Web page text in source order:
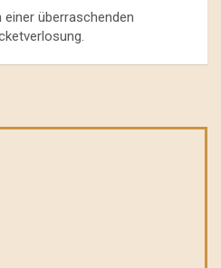
einer überraschenden